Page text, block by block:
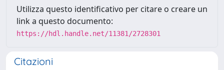
Utilizza questo identificativo per citare o creare un
link a questo documento:
https://hdl.handle.net/11381/2728301
Citazioni